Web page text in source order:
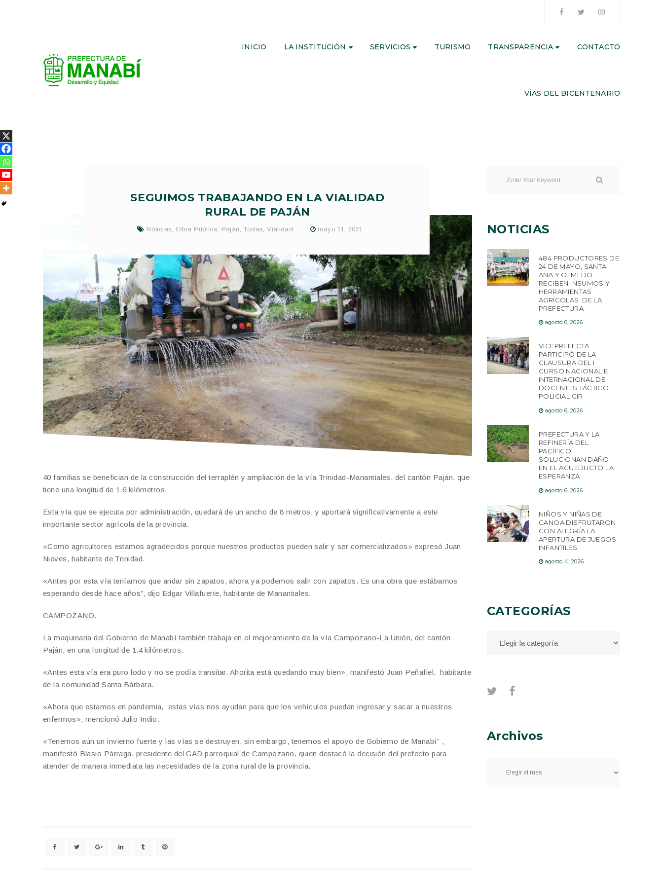
INICIO LA INSTITUCIÓN SERVICIOS TURISMO TRANSPARENCIA CONTACTO
VÍAS DEL BICENTENARIO
SEGUIMOS TRABAJANDO EN LA VIALIDAD
RURAL DE PAJÁN
Noticias, Obra Pública, Paján , Todas,Vialidad mayo 11, 2021
40 familias se benefician de la construcción del terraplén y ampliación de la vía Trinidad-Manantiales, del cantón Paján, que
tiene una longitud de 1.6 kilómetros.
Esta vía que se ejecuta por administración, quedará de un ancho de 8 metros, y aportará significativamente a este
importante sector agrícola de la provincia.
«Como agricultores estamos agradecidos porque nuestros productos pueden salir y ser comercializados» expresó Juan
Nieves, habitante de Trinidad.
«Antes por esta vía teníamos que andar sin zapatos, ahora ya podemos salir con zapatos. Es una obra que estábamos
esperando desde hace años”, dijo Edgar Villafuerte, habitante de Manantiales.
CAMPOZANO.
La maquinaria del Gobierno de Manabí también trabaja en el mejoramiento de la vía Campozano-La Unión, del cantón
Paján, en una longitud de 1.4 kilómetros.
«Antes esta vía era puro lodo y no se podía transitar. Ahorita está quedando muy bien», manifestó Juan Peñafiel, habitante
de la comunidad Santa Bárbara.
«Ahora que estamos en pandemia, estas vías nos ayudan para que los vehículos puedan ingresar y sacar a nuestros
enfermos», mencionó Julio Indio.
«Tenemos aún un invierno fuerte y las vías se destruyen, sin embargo, tenemos el apoyo de Gobierno de Manabí” ,
manifestó Blasio Párraga, presidente del GAD parroquial de Campozano, quien destacó la decisión del prefecto para
atender de manera inmediata las necesidades de la zona rural de la provincia.
NOTICIAS
484 PRODUCTORES DE
24 DE MAYO, SANTA
ANA Y OLMEDO
RECIBEN INSUMOS Y
HERRAMIENTAS
AGRÍCOLAS DE LA
PREFECTURA
agosto 6, 2026
VICEPREFECTA
PARTICIPÓ DE LA
CLAUSURA DEL I
CURSO NACIONAL E
INTERNACIONAL DE
DOCENTES TÁCTICO
POLICIAL GIR
agosto 6, 2026
PREFECTURA Y LA
REFINERÍA DEL
PACÍFICO
SOLUCIONAN DAÑO
EN EL ACUEDUCTO LA
ESPERANZA
agosto 6, 2026
NIÑOS Y NIÑAS DE
CANOA DISFRUTARON
CON ALEGRÍA LA
APERTURA DE JUEGOS
INFANTILES
agosto 4, 2026
CATEGORÍAS
Archivos